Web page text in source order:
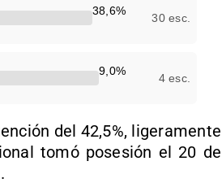
38,6%
30 esc.
9,0%
4 esc.
del 42,5%, ligeramente
tomó posesión el 20 de